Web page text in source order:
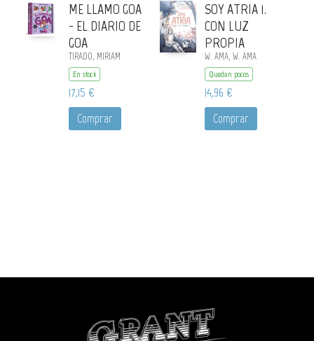
ME LLAMO GOA
- EL DIARIO DE
GOA
TIRADO, MIRIAM
En stock
17,15 €
Comprar
SOY ATRIA 1.
CON LUZ
PROPIA
W. AMA, W. AMA
Quedan pocos
14,96 €
Comprar